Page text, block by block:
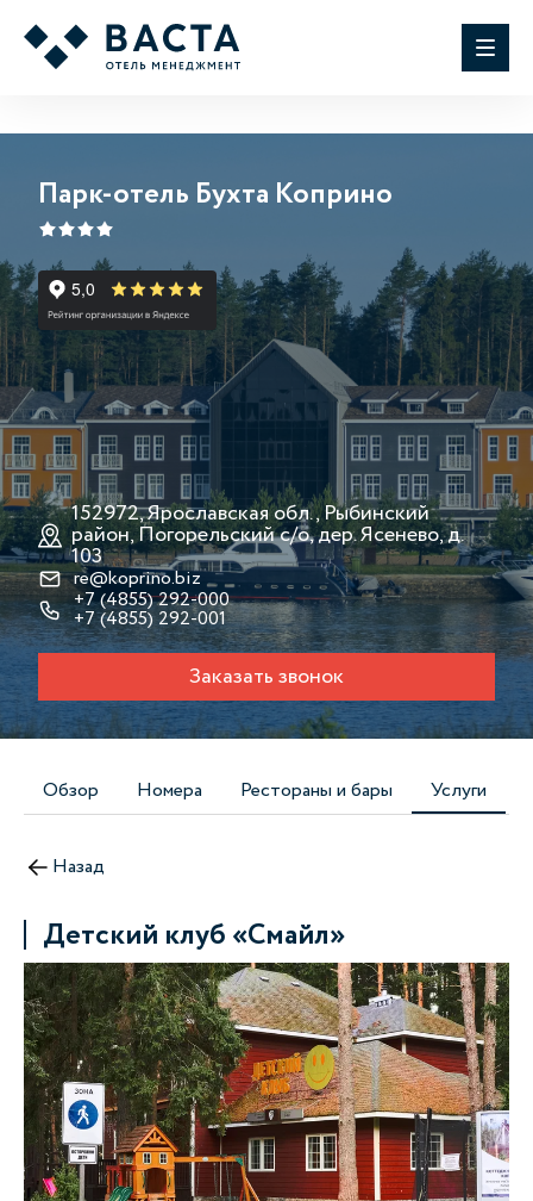
Парк-отель Бухта Коприно
152972, Ярославская обл., Рыбинский
район, Погорельский с/о, дер. Ясенево, д.
103
re@koprino.biz
+7 (4855) 292-000
+7 (4855) 292-001
Заказать звонок
Обзор Номера Рестораны и бары Услуги
Назад
Детский клуб «Смайл»